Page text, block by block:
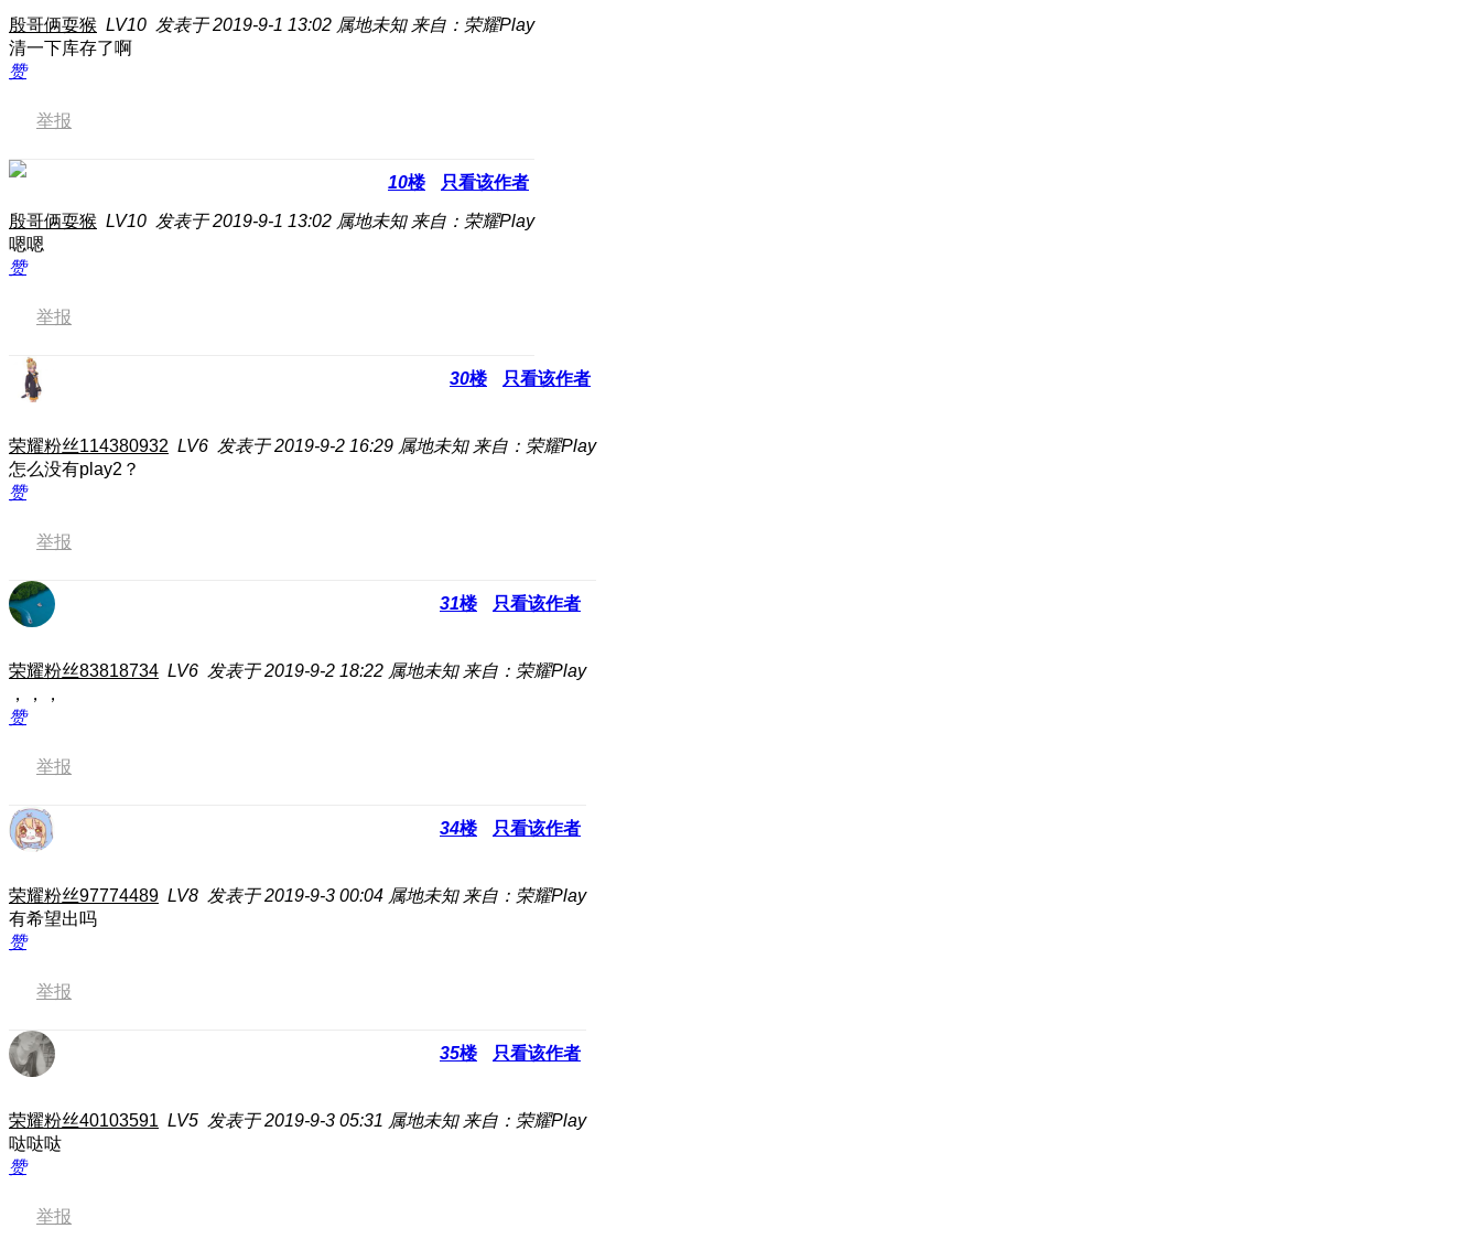
殷哥俩耍猴 LV10 发表于 2019-9-1 13:02 属地未知 来自：荣耀Play
清一下库存了啊
赞
举报
10楼 只看该作者
殷哥俩耍猴 LV10 发表于 2019-9-1 13:02 属地未知 来自：荣耀Play
嗯嗯
赞
举报
30楼 只看该作者
荣耀粉丝114380932 LV6 发表于 2019-9-2 16:29 属地未知 来自：荣耀Play
怎么没有play2？
赞
举报
31楼 只看该作者
荣耀粉丝83818734 LV6 发表于 2019-9-2 18:22 属地未知 来自：荣耀Play
，，，
赞
举报
34楼 只看该作者
荣耀粉丝97774489 LV8 发表于 2019-9-3 00:04 属地未知 来自：荣耀Play
有希望出吗
赞
举报
35楼 只看该作者
荣耀粉丝40103591 LV5 发表于 2019-9-3 05:31 属地未知 来自：荣耀Play
哒哒哒
赞
举报